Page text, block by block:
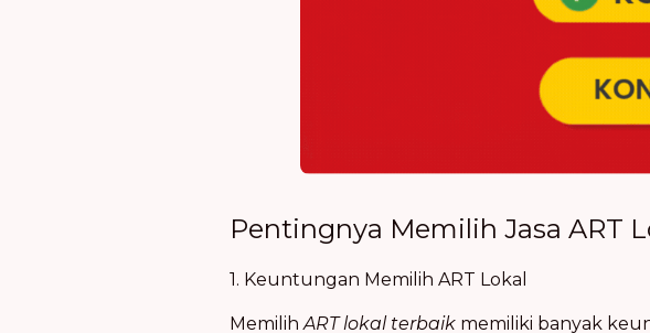
Pentingnya Memilih Jasa ART
1. Keuntungan Memilih ART Lokal
MemilihART lokal terbaik memiliki banyak